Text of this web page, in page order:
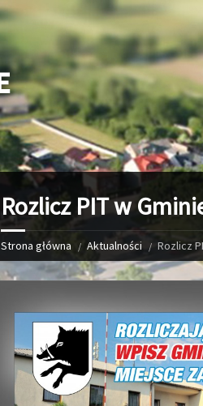
Rozlicz PIT w
Strona główna Aktualności Rozlicz